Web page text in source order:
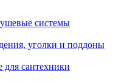
системы
уголки и поддоны
сантехники